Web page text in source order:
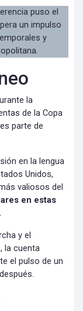
puso el
un impulso
y
la
de la Copa
parte de
en la lengua
Unidos,
valiosos del
en estas
y el
la cuenta
el pulso de un